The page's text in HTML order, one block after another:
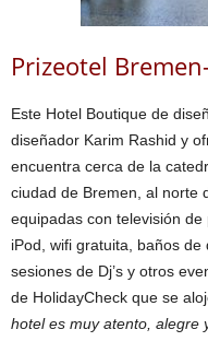
Prizeotel
Este Hotel Boutique de
diseñador Karim Rashid y
encuentra cerca de la
ciudad de Bremen, al norte
equipadas con televisión
iPod, wifi gratuita, baños
sesiones de Dj’s y otros
de HolidayCheck que se
hotel es muy atento, alegre